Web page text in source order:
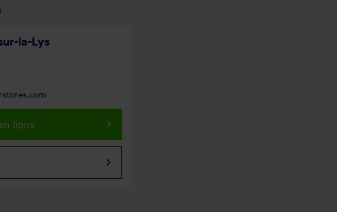
la-Lys
ligne keyboard_arrow_right
keyboard_arrow_right